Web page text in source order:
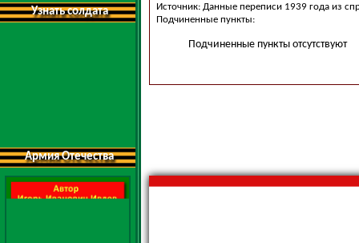
Узнать солдата
Армия Отечества
Источник: Данные переписи 1939 года из
Подчиненные пункты:
Подчиненные пункты отсутствуют